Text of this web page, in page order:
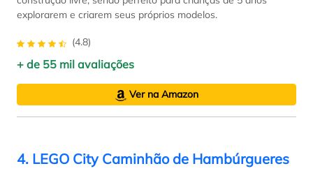
explorarem e criarem seus próprios modelos.
(4.8)
+ de 55 mil avaliações
Ver na Amazon
4. LEGO City Caminhão de Hambúrgueres